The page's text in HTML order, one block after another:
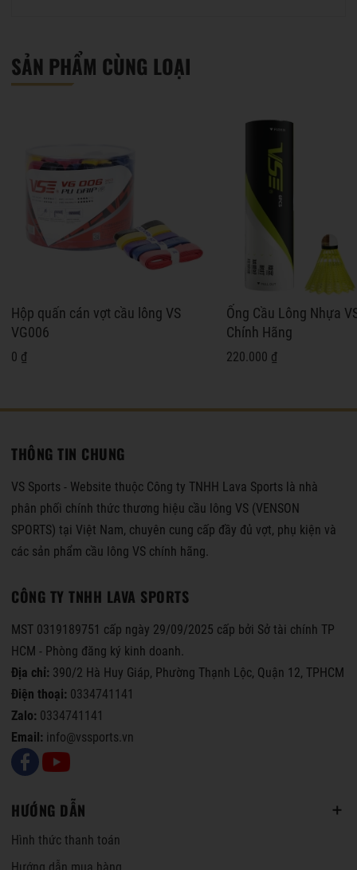
SẢN PHẨM CÙNG LOẠI
Hộp quấn cán vợt cầu lông VS
VG006
0 ₫
Ống Cầu Lông Nhựa
Chính Hãng
220.000 ₫
THÔNG TIN CHUNG
VS Sports - Website thuộc Công ty TNHH Lava Sports là nhà
phân phối chính thức thương hiệu cầu lông VS (VENSON
SPORTS) tại Việt Nam, chuyên cung cấp đầy đủ vợt, phụ kiện và
các sản phẩm cầu lông VS chính hãng.
CÔNG TY TNHH LAVA SPORTS
MST 0319189751 cấp ngày 29/09/2025 cấp bởi Sở tài chính TP
HCM - Phòng đăng ký kinh doanh.
Địa chỉ: 390/2 Hà Huy Giáp, Phường Thạnh Lộc, Quận 12, TPHCM
Điện thoại: 0334741141
Zalo: 0334741141
Email: info@vssports.vn
HƯỚNG DẪN
Hình thức thanh toán